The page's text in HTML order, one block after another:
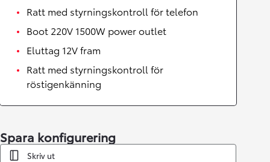
Ratt med styrningskontroll för telefon
Boot 220V 1500W power outlet
Eluttag 12V fram
Ratt med styrningskontroll för
röstigenkänning
Spara konfigurering
Skriv ut